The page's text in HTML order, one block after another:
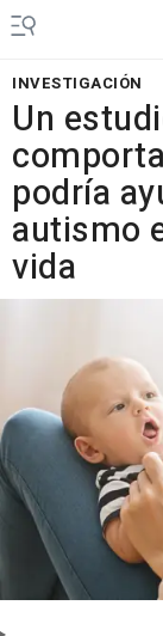
INVESTIGACIÓN
Un
podría
autismo
vida